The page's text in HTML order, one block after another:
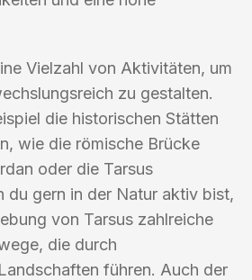
Vielzahl von Aktivitäten, um
zu gestalten.
die historischen Stätten
wie die römische Brücke
oder die Tarsus
du gern in der Natur aktiv bist,
von Tarsus zahlreiche
die durch
führen. Auch der